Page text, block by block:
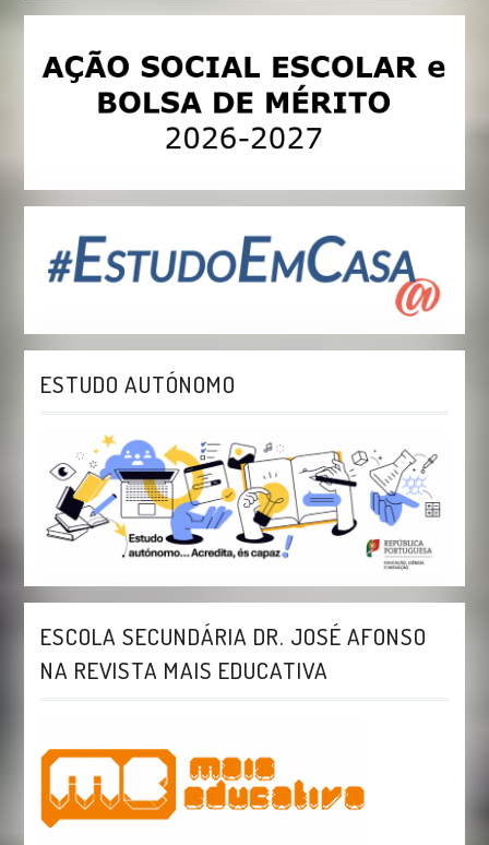
ESTUDO AUTÓNOMO
ESCOLA SECUNDÁRIA DR. JOSÉ AFONSO
NA REVISTA MAIS EDUCATIVA